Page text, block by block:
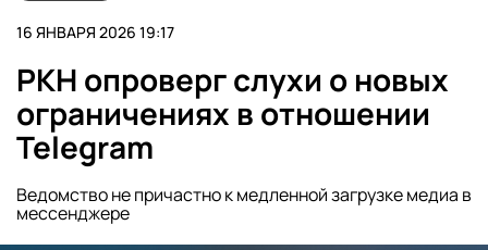
16 ЯНВАРЯ 2026 19:17
РКН опроверг слухи о новых
ограничениях в отношении
Telegram
Ведомство не причастно к медленной загрузке медиа в
мессенджере